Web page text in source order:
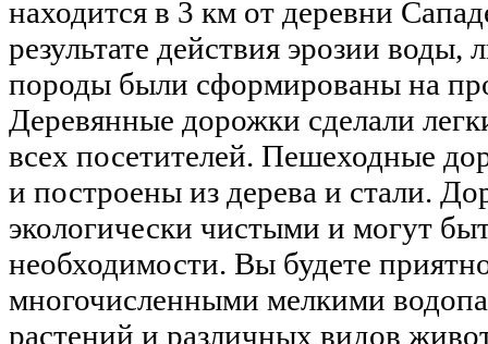
находится в 3 км от деревни
результате действия эрозии воды,
породы были сформированы на
Деревянные дорожки сделали
всех посетителей. Пешеходные
и построены из дерева и стали.
экологически чистыми и могут
необходимости. Вы будете
многочисленными мелкими
растений и различных видов